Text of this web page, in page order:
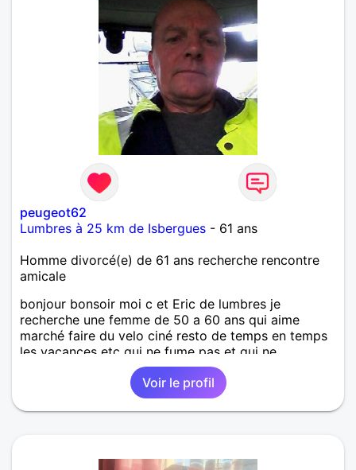
peugeot62
Lumbres à 25 km de Isbergues - 61 ans
Homme divorcé(e) de 61 ans recherche rencontre
amicale
bonjour bonsoir moi c et Eric de lumbres je
recherche une femme de 50 a 60 ans qui aime
marché faire du velo ciné resto de temps en temps
les vacances etc qui ne fume pas et qui ne
consomme pas plutot une femme calme gentil qui c
et rire caline aprecierVoir le profil